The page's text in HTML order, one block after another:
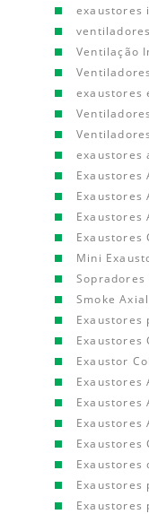
exaustores
Ventilação
exaustores
exaustores
Exaustores
Exaustores
Exaustores
Exaustores
Mini
Sopradores
Smoke
Exaustores
Exaustores
Exaustor
Exaustores
Exaustores
Exaustores
Exaustores
Exaustores
Exaustores
Exaustores